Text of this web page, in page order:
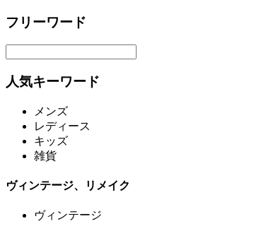
フリーワード
人気キーワード
メンズ
レディース
キッズ
雑貨
ヴィンテージ、リメイク
ヴィンテージ